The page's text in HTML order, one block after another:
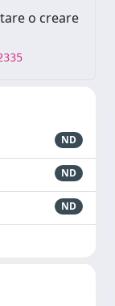
o creare
ND
ND
ND